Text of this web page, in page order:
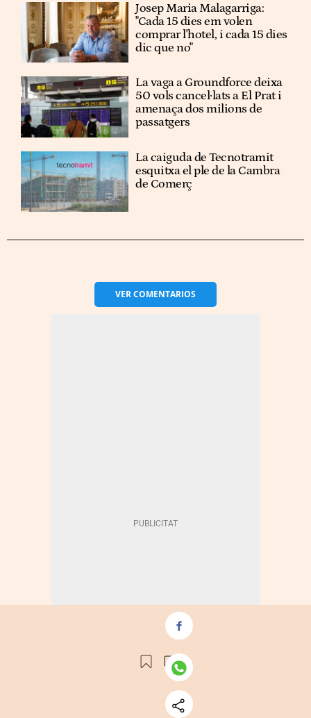
Josep Maria Malagarriga:
"Cada 15 dies em volen
comprar l'hotel, i cada 15 dies
dic que no"
La vaga a Groundforce deixa
50 vols cancel·lats a El Prat i
amenaça dos milions de
passatgers
La caiguda de Tecnotramit
esquitxa el ple de la Cambra
de Comerç
VERCOMENTARIOS